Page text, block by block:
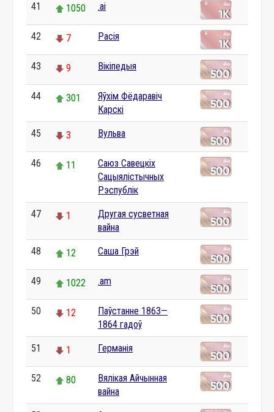
41 1050 .ai
42 7 Расія
43 9 Вікіпедыя
44 301
Яўхім Фёдаравіч
Карскі
45 3 Вульва
46 11
Саюз Савецкіх
Сацыялістычных
Рэспублік
47 1
Другая сусветная
вайна
48 12 Саша Грэй
49 1022 .am
50 12
Паўстанне 1863—
1864 гадоў
51 1 Германія
52 80
Вялікая Айчынная
вайна